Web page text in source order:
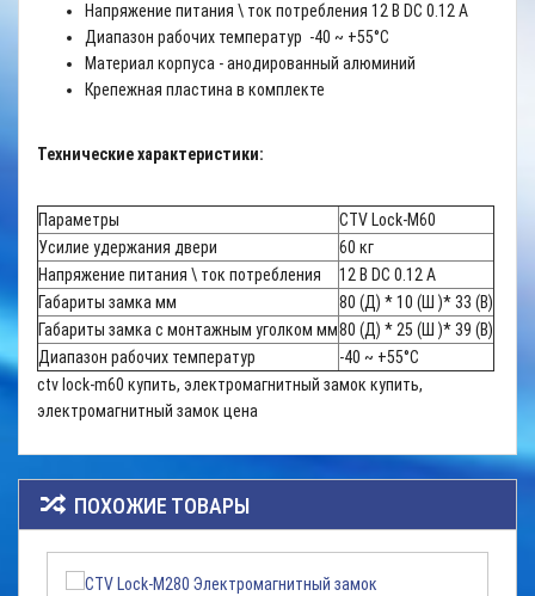
Напряжение питания \ ток потребления 12 В DC 0.12 А
Диапазон рабочих температур -40 ~ +55°C
Материал корпуса - анодированный алюминий
Крепежная пластина в комплекте
Технические характеристики:
Параметры
CTV Lock-M60
Усилие удержания двери
60 кг
Напряжение питания \ ток потребления
12 В DC 0.12 А
Габариты замка мм
80 (Д) * 10 (Ш )* 33 (В)
Габариты замка с монтажным уголком мм80 (Д) * 25 (Ш )* 39 (В)
Диапазон рабочих температур
-40 ~ +55°C
ctv lock-m60 купить, электромагнитный замок купить,
электромагнитный замок цена
ПОХОЖИЕ ТОВАРЫ